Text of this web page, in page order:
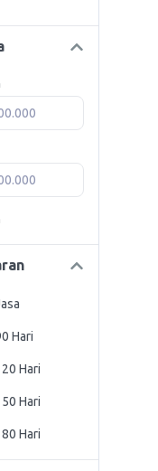
Hari
Hari
Hari
Hari